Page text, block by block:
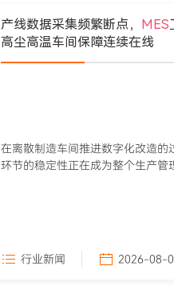
产线数据采集频繁断点， MES
高尘高温车间保障连续在线
在离散制造车间推进数字化改造的
环节的稳定性正在成为整个生产管
行业新闻 2026-08-